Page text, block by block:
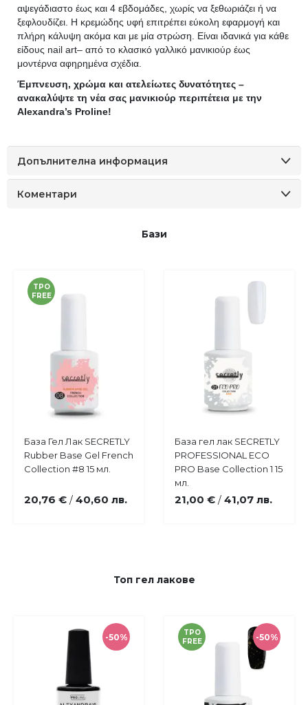
αψεγάδιαστο έως και 4 εβδομάδες, χωρίς να ξεθωριάζει ή να
ξεφλουδίζει. Η κρεμώδης υφή επιτρέπει εύκολη εφαρμογή και
πλήρη κάλυψη ακόμα και με μία στρώση. Είναι ιδανικά για κάθε
είδους nail art– από το κλασικό γαλλικό μανικιούρ έως
μοντέρνα αφηρημένα σχέδια.
Έμπνευση, χρώμα και ατελείωτες δυνατότητες –
ανακαλύψτε τη νέα σας μανικιούρ περιπέτεια με την
Alexandra’s Proline!
Допълнителна информация
Коментари
Бази
TPO
FREE
Добави
в
любими
Купи
База Гел Лак SECRETLY
Rubber Base Gel French
Collection #8 15 мл.
20,76 € / 40,60 лв.
Добави
в
любими
Купи
База гел лак SECRETLY
PROFESSIONAL ECO
PRO Base Collection 1 15
мл.
21,00 € / 41,07 лв.
Топ гел лакове
-50% -50%
TPO
FREE